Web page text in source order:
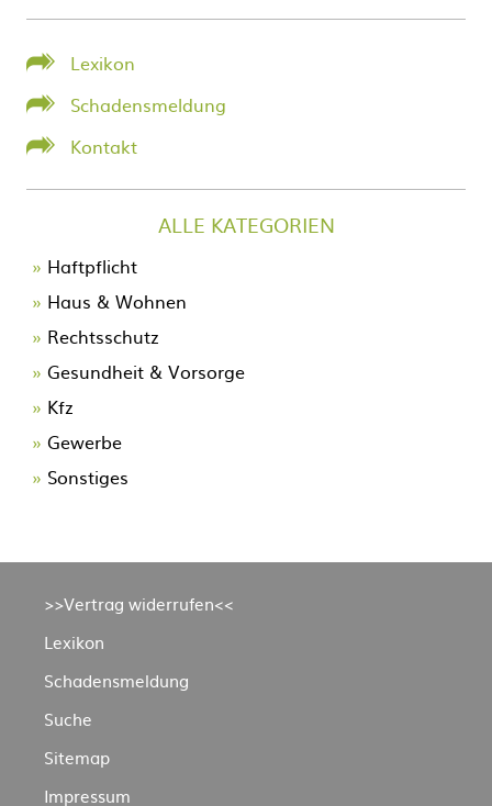
Lexikon
Schadensmeldung
Kontakt
ALLE KATEGORIEN
Navigation
überspringen
Haftpflicht
Haus & Wohnen
Rechtsschutz
Gesundheit & Vorsorge
Kfz
Gewerbe
Sonstiges
>>Vertrag widerrufen<<
Lexikon
Schadensmeldung
Suche
Sitemap
Impressum